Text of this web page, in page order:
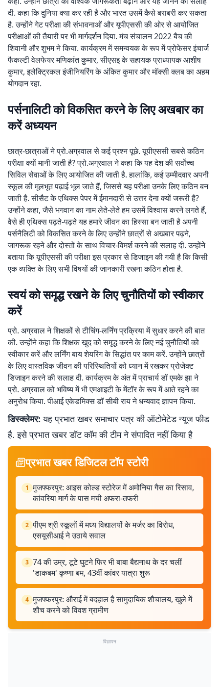
दी. कहा कि दुनिया क्या कर रही है और भारत उसमें कैसे बराबरी कर सकता
है. उन्होंने गेट परीक्षा की संभावनाओं और यूपीएससी की ओर से आयोजित
परीक्षाओं की तैयारी पर भी मार्गदर्शन दिया. मंच संचालन 2022 बैच की
शिवानी और शुभम ने किया. कार्यक्रम में समन्वयक के रूप में प्रोफेसर इंचार्ज
फैकल्टी वेलफेयर मणिकांत कुमार, सीएसइ के सहायक प्राध्यापक आशीष
कुमार, इलेक्ट्रिकल इंजीनियरिंग के अंकित कुमार और मॉक्सी क्लब का अहम
योगदान रहा.
पर्सनालिटी को विकसित करने के लिए अखबार का
करें अध्ययन
छात्र-छात्राओं ने प्रो.अग्रवाल से कई प्रश्न पूछे. यूपीएससी सबसे कठिन
परीक्षा क्यों मानी जाती है? प्रो.अग्रवाल ने कहा कि यह देश की सर्वोच्च
सिविल सेवाओं के लिए आयोजित की जाती है. हालांकि, कई उम्मीदवार अपनी
स्कूल की मूलभूत पढ़ाई भूल जाते हैं, जिससे यह परीक्षा उनके लिए कठिन बन
जाती है. सीसैट के एथिक्स पेपर में ईमानदारी से उत्तर देना क्यों जरूरी है?
उन्होंने कहा, जैसे भगवान का नाम लेते-लेते हम उसमें विश्वास करने लगते हैं,
वैसे ही एथिक्स पढ़ते-पढ़ते यह हमारे जीवन का हिस्सा बन जाती है अपनी
पर्सनैलिटी को विकसित करने के लिए उन्होंने छात्रों से अखबार पढ़ने,
जागरूक रहने और दोस्तों के साथ विचार-विमर्श करने की सलाह दी. उन्होंने
बताया कि यूपीएससी की परीक्षा इस प्रकार से डिजाइन की गयी है कि किसी
एक व्यक्ति के लिए सभी विषयों की जानकारी रखना कठिन होता है.
स्वयं को समृद्ध रखने के लिए चुनौतियों को स्वीकार
करें
प्रो. अग्रवाल ने शिक्षकों से टीचिंग-लर्निंग प्रक्रिया में सुधार करने की बात
की. उन्होंने कहा कि शिक्षक खुद को समृद्ध करने के लिए नई चुनौतियों को
स्वीकार करें और लर्निंग बाय शेयरिंग के सिद्धांत पर काम करें. उन्होंने छात्रों
के लिए वास्तविक जीवन की परिस्थितियों को ध्यान में रखकर प्रोजेक्ट
डिजाइन करने की सलाह दी. कार्यक्रम के अंत में प्राचार्य डॉ एमके झा ने
प्रो. अग्रवाल को भविष्य में भी एमआइटी के मेंटॉर के रूप में आते रहने का
अनुरोध किया. पीआई एकेडमिक्स डॉ सीबी राय ने धन्यवाद ज्ञापन किया.
डिस्क्लेमर: यह प्रभात खबर समाचार पत्र की ऑटोमेटेड न्यूज फीड
है. इसे प्रभात खबर डॉट कॉम की टीम ने संपादित नहीं किया है
प्रभात खबर डिजिटल टॉप स्टोरी
1 मुजफ्फरपुर: आइस कोल्ड स्टोरेज में अमोनिया गैस का रिसाव,
कांवरिया मार्ग के पास मची अफरा-तफरी
2 पीएम श्री स्कूलों में मध्य विद्यालयों के मर्जर का विरोध,
एसयूसीआई ने उठाये सवाल
3 74 की उम्र, टूटे घुटने फिर भी बाबा बैद्यनाथ के दर चलीं
'डाकबम' कृष्णा बम, 43वीं कांवर यात्रा शुरू
4 मुजफ्फरपुर: औराई में बदहाल है सामुदायिक शौचालय, खुले में
शौच करने को विवश ग्रामीण
विज्ञापन